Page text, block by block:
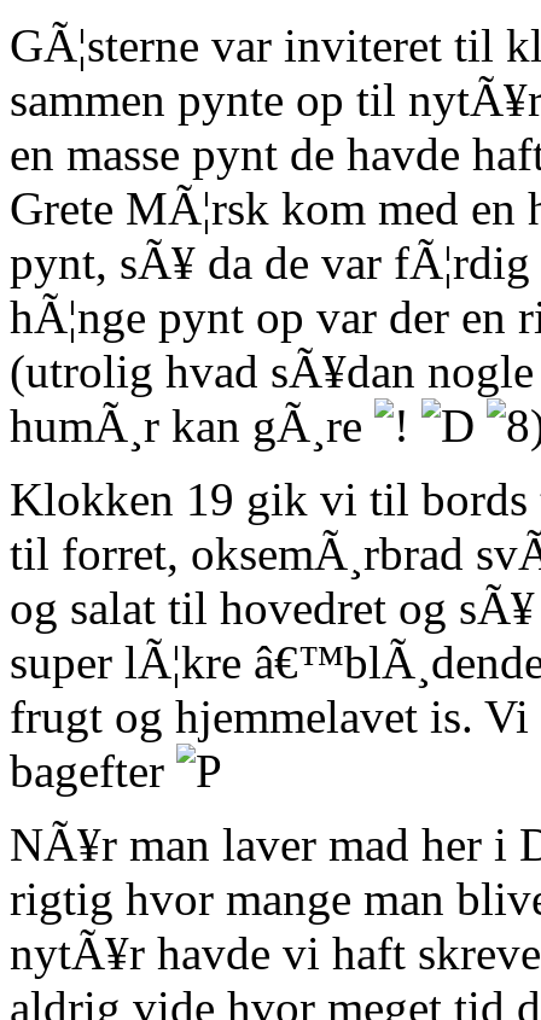
GÃ¦sterne var inviteret til
sammen pynte op til
en masse pynt de havde
Grete MÃ¦rsk kom med en
pynt, sÃ¥ da de var
hÃ¦nge pynt op var der
(utrolig hvad sÃ¥dan
humÃ¸r kan gÃ¸re
Klokken 19 gik vi til bords
til forret, oksemÃ¸rbrad
og salat til hovedret og
super lÃ¦kre
frugt og hjemmelavet is.
bagefter
NÃ¥r man laver mad her i
rigtig hvor mange man
nytÃ¥r havde vi haft
aldrig vide hvor meget tid